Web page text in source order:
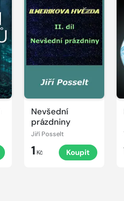
Nevšední
prázdniny
Jiří Posselt
1 Kč Koupit